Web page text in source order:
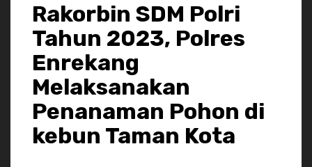
Rakorbin SDM Polri
Tahun 2023, Polres
Enrekang
Melaksanakan
Penanaman Pohon di
kebun Taman Kota